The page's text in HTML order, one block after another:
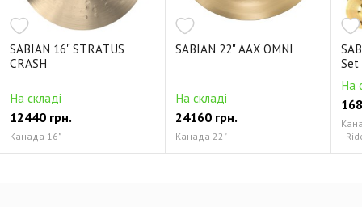
SABIAN 16" STRATUS
CRASH
На складі
12440 грн.
Канада 16"
SABIAN 22" AAX OMNI
На складі
24160 грн.
Канада 22"
Set
На
-